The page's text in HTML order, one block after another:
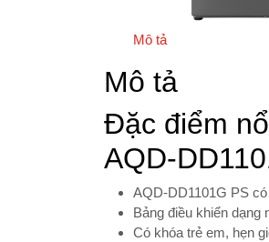
Mô tả
Mô tả
Đặc điểm
AQD-
AQD-DD1101G PS
Bảng điều khiển dạng
Có khóa trẻ em, hẹn